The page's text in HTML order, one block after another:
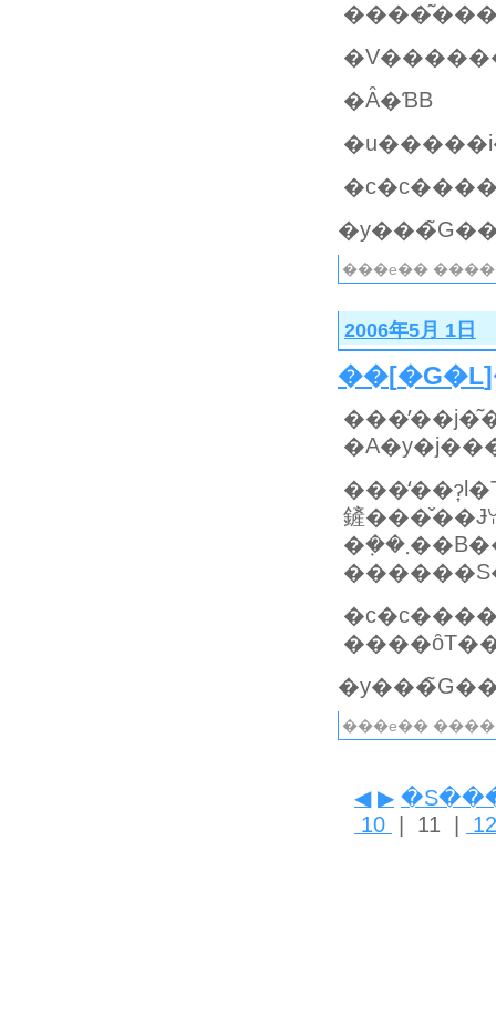
�Ȃ�ƁB
���e��
2006年5月 1日
��[�G�L
鏟
���e��
◀ ▶
10
| 11 |